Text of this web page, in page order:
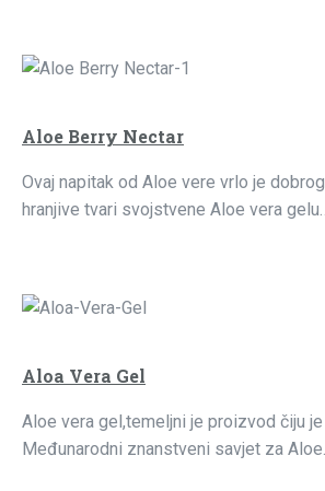
Aloe Berry Nectar
Ovaj napitak od Aloe vere vrlo je
hranjive tvari svojstvene Aloe vera gelu…
Aloa Vera Gel
Aloe vera gel,temeljni je proizvod čiju
Međunarodni znanstveni savjet za Aloe…